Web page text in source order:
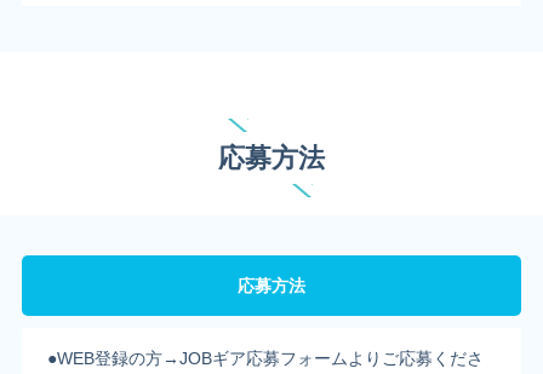
応募方法
応募方法
●WEB登録の方→JOBギア応募フォームよりご応募くださ